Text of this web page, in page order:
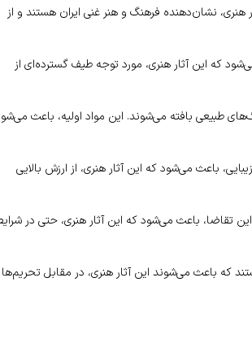
هنری، نشان‌دهنده فرهنگ و هنر غنی ایران هستند و از
که این آثار هنری، مورد توجه طیف گسترده‌ای از
طبیعی بافته می‌شوند. این مواد اولیه، باعث
باعث می‌شود که این آثار هنری، از ارزش بالایی
تقاضا، باعث می‌شود که این آثار هنری، حتی در
که باعث می‌شوند این آثار هنری، در مقابل تحریم‌ها